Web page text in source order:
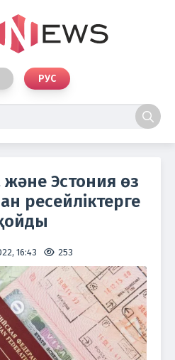
РУС
Эстония өз
ресейліктерге
16:43 253